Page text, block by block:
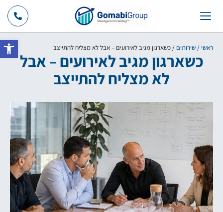
פתח
ראשי/ שירותים / כשארגון מגיב לאירועים – אבל לא מצליח להתייצב
כשארגון מגיב לאירועים – אבל
לא מצליח להתייצב